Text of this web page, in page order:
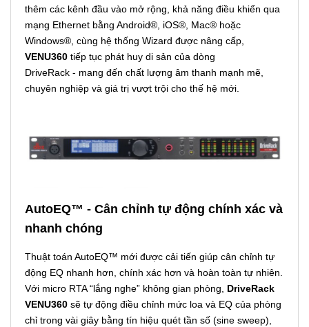
thêm các kênh đầu vào mở rộng, khả năng điều khiển qua
mạng Ethernet bằng Android®, iOS®, Mac® hoặc
Windows®, cùng hệ thống Wizard được nâng cấp,
VENU360 tiếp tục phát huy di sản của dòng
DriveRack - mang đến chất lượng âm thanh mạnh mẽ,
chuyên nghiệp và giá trị vượt trội cho thế hệ mới.
AutoEQ™ - Cân chỉnh tự động chính xác và
nhanh chóng
Thuật toán AutoEQ™ mới được cải tiến giúp cân chỉnh tự
động EQ nhanh hơn, chính xác hơn và hoàn toàn tự nhiên.
Với micro RTA “lắng nghe” không gian phòng, DriveRack
VENU360 sẽ tự động điều chỉnh mức loa và EQ của phòng
chỉ trong vài giây bằng tín hiệu quét tần số (sine sweep),